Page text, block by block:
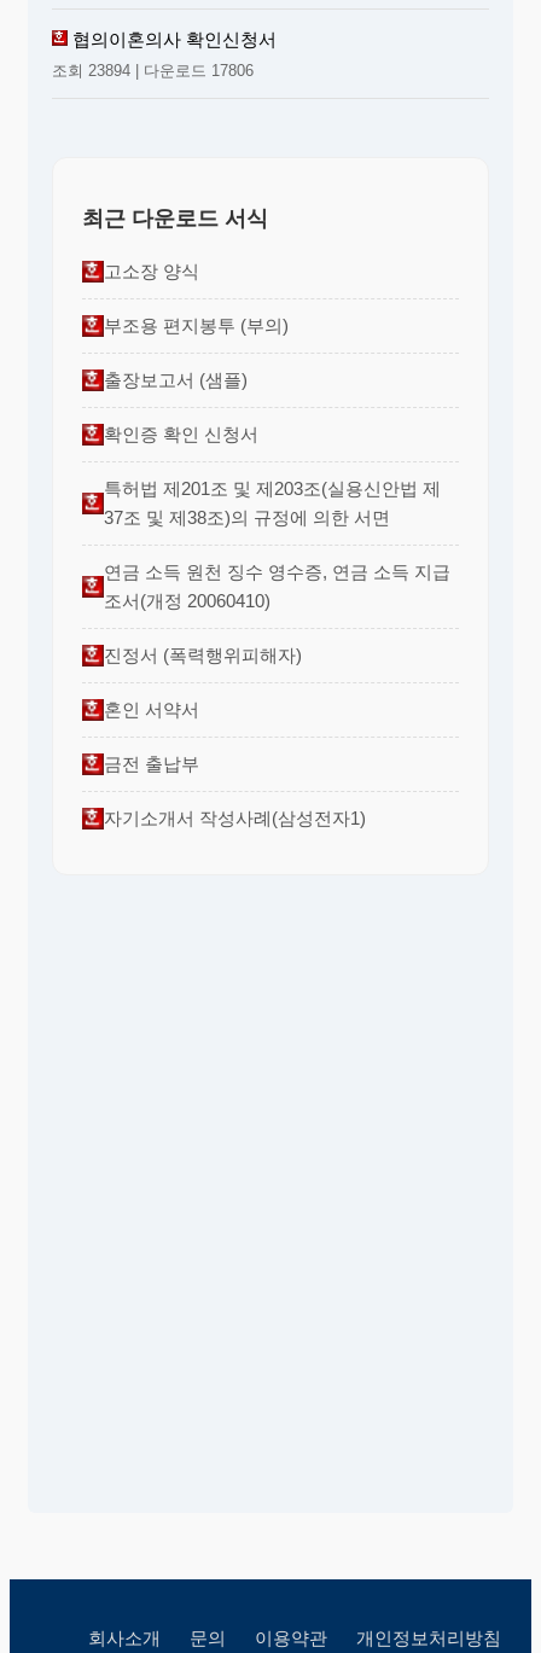
협의이혼의사 확인신청서
조회 23894 | 다운로드 17806
최근 다운로드 서식
고소장 양식
부조용 편지봉투 (부의)
출장보고서 (샘플)
확인증 확인 신청서
특허법 제201조 및 제203조(실용신안법 제
37조 및 제38조)의 규정에 의한 서면
연금 소득 원천 징수 영수증, 연금 소득 지급
조서(개정 20060410)
진정서 (폭력행위피해자)
혼인 서약서
금전 출납부
자기소개서 작성사례(삼성전자1)
회사소개 문의 이용약관 개인정보처리방침